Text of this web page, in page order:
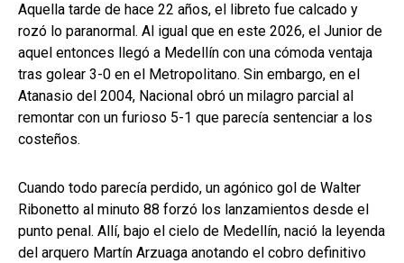
Aquella tarde de hace 22 años, el libreto fue calcado y
rozó lo paranormal. Al igual que en este 2026, el Junior de
aquel entonces llegó a Medellín con una cómoda ventaja
tras golear 3-0 en el Metropolitano. Sin embargo, en el
Atanasio del 2004, Nacional obró un milagro parcial al
remontar con un furioso 5-1 que parecía sentenciar a los
costeños.
Cuando todo parecía perdido, un agónico gol de Walter
Ribonetto al minuto 88 forzó los lanzamientos desde el
punto penal. Allí, bajo el cielo de Medellín, nació la leyenda
del arquero Martín Arzuaga anotando el cobro definitivo